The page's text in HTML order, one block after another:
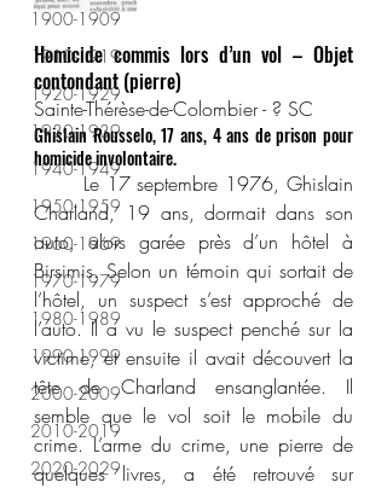
1900-1909
1910-1919
1920-1929
1930-1939
1940-1949
1950-1959
1960-1969
1970-1979
1980-1989
1990-1999
2000-2009
2010-2019
2020-2029
Homicide commis lors d’un vol – Objet
contondant (pierre)
Sainte-Thérèse-de-Colombier - ? SC
Ghislain Rousselo, 17 ans, 4 ans de prison pour
homicide involontaire.
	Le 17 septembre 1976, Ghislain
Charland, 19 ans, dormait dans son
auto, alors garée près d’un hôtel à
Birsimis. Selon un témoin qui sortait de
l’hôtel, un suspect s’est approché de
l’auto. Il a vu le suspect penché sur la
victime, et ensuite il avait découvert la
tête de Charland ensanglantée. Il
semble que le vol soit le mobile du
crime. L’arme du crime, une pierre de
quelques livres, a été retrouvé sur